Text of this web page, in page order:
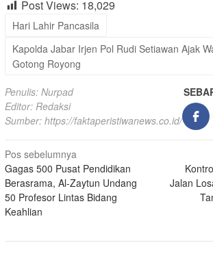
Post Views: 18,029
Hari Lahir Pancasila
Kapolda Jabar Irjen Pol Rudi Setiawan Ajak
Gotong Royong
Penulis: Nurpad
Editor: Redaksi
Sumber: https://faktaperistiwanews.co.id/
Navigasi
pos
Pos sebelumnya
Gagas 500 Pusat Pendidikan
Berasrama, Al-Zaytun Undang
50 Profesor Lintas Bidang
Keahlian
Jalan